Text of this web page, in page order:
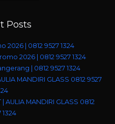
Posts
2026 | 0812 9527 1324
2026 | 0812 9527 1324
| 0812 9527 1324
MANDIRI GLASS 0812 9527
AULIA MANDIRI GLASS 0812
1324